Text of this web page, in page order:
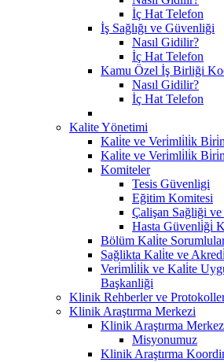
İç Hat Telefon
İş Sağlığı ve Güvenliği
Nasıl Gidilir?
İç Hat Telefon
Kamu Özel İş Birliği
Nasıl Gidilir?
İç Hat Telefon
Kalite Yönetimi
Kali̇te ve Veri̇mli̇li̇k
Kali̇te ve Veri̇mli̇li̇k
Komiteler
Tesis Güvenligi
Eğitim Komitesi
Çalişan Sağliği
Hasta Güvenli̇ği̇
Bölüm Kali̇te
Sağlikta Kali̇te ve
Veri̇mli̇li̇k ve Kali̇te
Başkanliği
Klinik Rehberler ve
Klinik Araştırma Merkezi
Klinik Araştırma
Misyonumuz
Klinik Araştırma